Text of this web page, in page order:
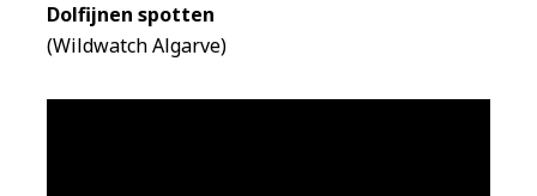
Dolfijnen spotten
(Wildwatch Algarve)